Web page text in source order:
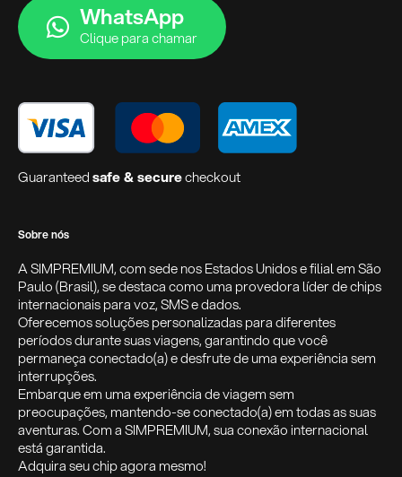
WhatsApp
Clique para chamar
Guaranteedsafe & securecheckout
Sobre nós
A SIMPREMIUM, com sede nos Estados Unidos e filial em São
Paulo (Brasil), se destaca como uma provedora líder de chips
internacionais para voz, SMS e dados.
Oferecemos soluções personalizadas para diferentes
períodos durante suas viagens, garantindo que você
permaneça conectado(a) e desfrute de uma experiência sem
interrupções.
Embarque em uma experiência de viagem sem
preocupações, mantendo-se conectado(a) em todas as suas
aventuras. Com a SIMPREMIUM, sua conexão internacional
está garantida.
Adquira seu chip agora mesmo!